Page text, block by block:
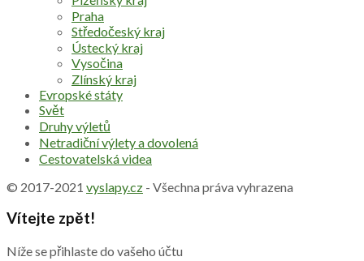
Praha
Středočeský kraj
Ústecký kraj
Vysočina
Zlínský kraj
Evropské státy
Svět
Druhy výletů
Netradiční výlety a dovolená
Cestovatelská videa
© 2017-2021 vyslapy.cz - Všechna práva vyhrazena
Vítejte zpět!
Níže se přihlaste do vašeho účtu